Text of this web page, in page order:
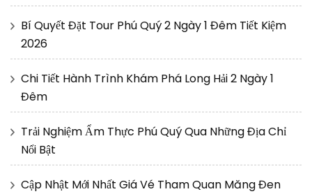
Bí Quyết Đặt Tour Phú Quý 2 Ngày 1 Đêm Tiết Kiệm
2026
Chi Tiết Hành Trình Khám Phá Long Hải 2 Ngày 1
Đêm
Trải Nghiệm Ẩm Thực Phú Quý Qua Những Địa Chỉ
Nổi Bật
Cập Nhật Mới Nhất Giá Vé Tham Quan Măng Đen